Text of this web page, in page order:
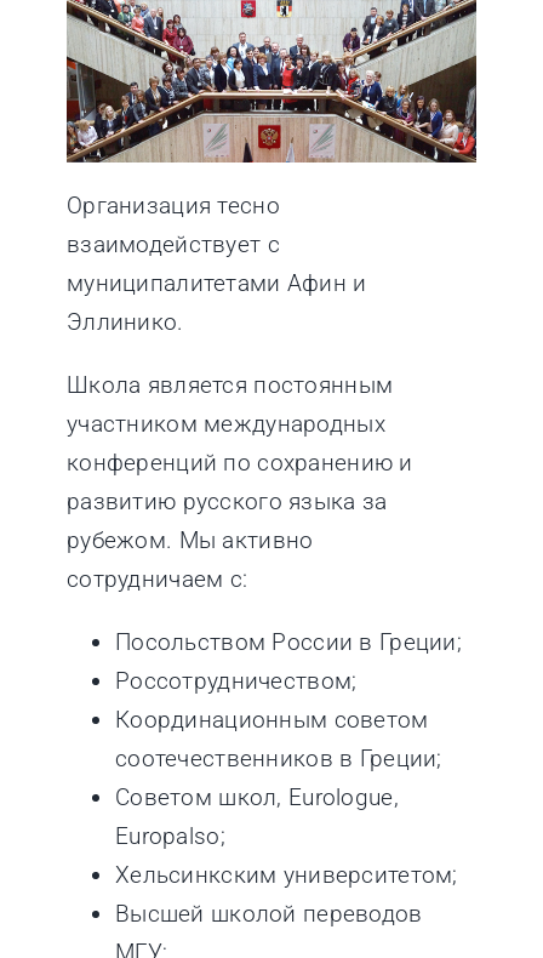
Организация тесно
взаимодействует с
муниципалитетами Афин и
Эллинико.
Школа является постоянным
участником международных
конференций по сохранению и
развитию русского языка за
рубежом. Мы активно
сотрудничаем с:
Посольством России в Греции;
Россотрудничеством;
Координационным советом
соотечественников в Греции;
Советом школ, Eurologue,
Europalso;
Хельсинкским университетом;
Высшей школой переводов
МГУ;